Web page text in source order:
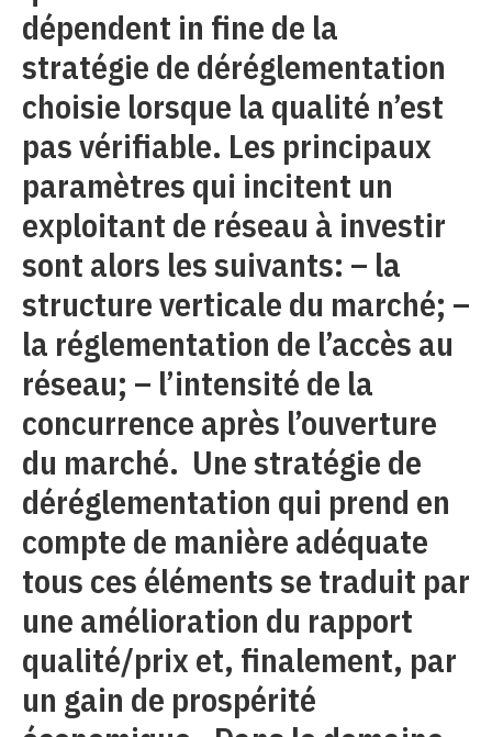
dépendent in fine de la
stratégie de déréglementation
choisie lorsque la qualité n’est
pas vérifiable. Les principaux
paramètres qui incitent un
exploitant de réseau à investir
sont alors les suivants: – la
structure verticale du marché; –
la réglementation de l’accès au
réseau; – l’intensité de la
concurrence après l’ouverture
du marché. Une stratégie de
déréglementation qui prend en
compte de manière adéquate
tous ces éléments se traduit par
une amélioration du rapport
qualité/prix et, finalement, par
un gain de prospérité